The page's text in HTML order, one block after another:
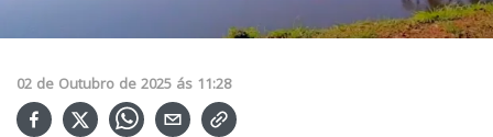
02 de Outubro de 2025 ás 11:28